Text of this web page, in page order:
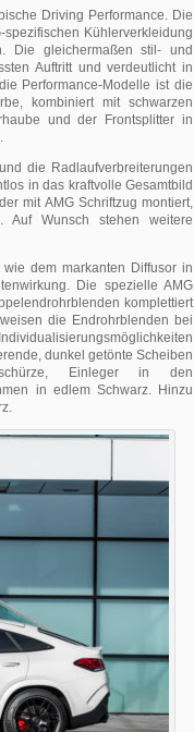
Driving Performance. Die
spezifischen Kühlerverkleidung
Die gleichermaßen stil- und
Auftritt und verdeutlicht in
Performance-Modelle ist die
kombiniert mit schwarzen
und der Frontsplitter in
die Radlaufverbreiterungen
in das kraftvolle Gesamtbild
mit AMG Schriftzug montiert,
Wunsch stehen weitere
dem markanten Diffusor in
Die spezielle AMG
komplettiert
die Endrohrblenden bei
dunkel getönte Scheiben
Einleger in den
in edlem Schwarz. Hinzu